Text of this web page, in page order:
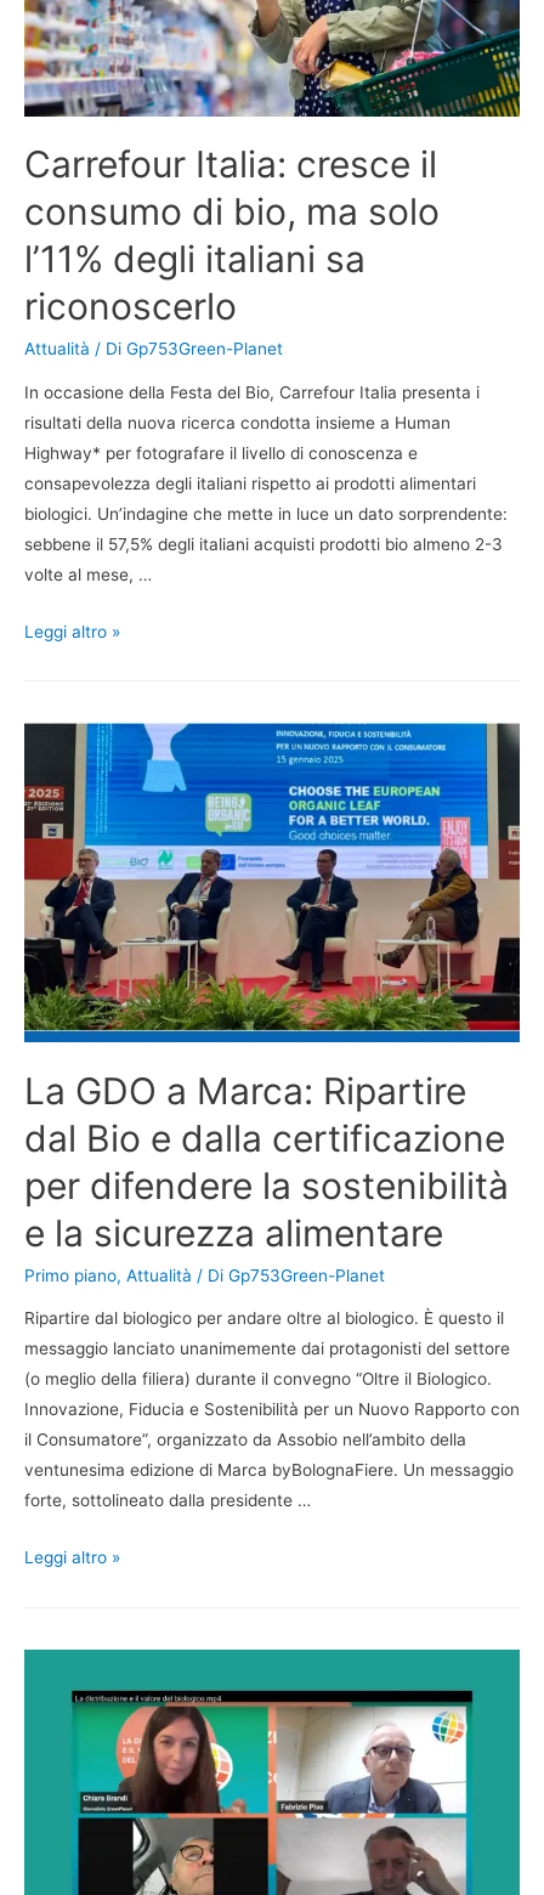
Carrefour Italia: cresce il
consumo di bio, ma solo
l’11% degli italiani sa
riconoscerlo
Attualità / Di Gp753Green-Planet
In occasione della Festa del Bio, Carrefour Italia presenta i
risultati della nuova ricerca condotta insieme a Human
Highway* per fotografare il livello di conoscenza e
consapevolezza degli italiani rispetto ai prodotti alimentari
biologici. Un’indagine che mette in luce un dato sorprendente:
sebbene il 57,5% degli italiani acquisti prodotti bio almeno 2-3
volte al mese, …
Leggi altro »
La GDO a Marca: Ripartire
dal Bio e dalla certificazione
per difendere la sostenibilità
e la sicurezza alimentare
Primo piano, Attualità / Di Gp753Green-Planet
Ripartire dal biologico per andare oltre al biologico. È questo il
messaggio lanciato unanimemente dai protagonisti del settore
(o meglio della filiera) durante il convegno “Oltre il Biologico.
Innovazione, Fiducia e Sostenibilità per un Nuovo Rapporto con
il Consumatore”, organizzato da Assobio nell’ambito della
ventunesima edizione di Marca byBolognaFiere. Un messaggio
forte, sottolineato dalla presidente …
Leggi altro »